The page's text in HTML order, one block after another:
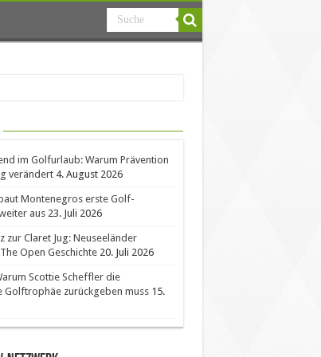
im Golfurlaub: Warum Prävention
verändert 4. August 2026
Montenegros erste Golf-
aus 23. Juli 2026
zur Claret Jug: Neuseeländer
Open Geschichte 20. Juli 2026
Scottie Scheffler die
Golftrophäe zurückgeben muss 15.